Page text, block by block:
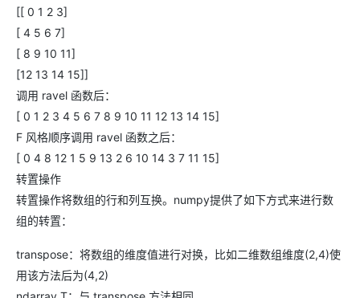
[[ 0 1 2 3]
[ 4 5 6 7]
[ 8 9 10 11]
[12 13 14 15]]
调用 ravel 函数后：
[ 0 1 2 3 4 5 6 7 8 9 10 11 12 13 14 15]
F 风格顺序调用 ravel 函数之后：
[ 0 4 8 12 1 5 9 13 2 6 10 14 3 7 11 15]
转置操作
转置操作将数组的行和列互换。numpy提供了如下方式来进行数
组的转置：
transpose：将数组的维度值进行对换，比如二维数组维度(2,4)使
用该方法后为(4,2)